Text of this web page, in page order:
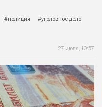
#полиция
#уголовное дело
27 июля, 10:57